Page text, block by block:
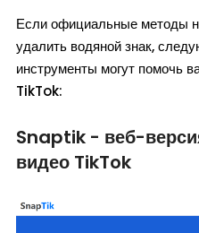
Если официальные методы
удалить водяной знак,
инструменты могут помочь
TikTok:
Snaptik - веб-
видео TikTok